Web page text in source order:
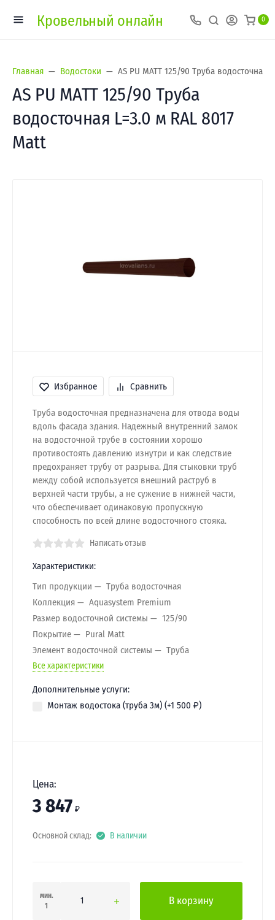
Кровельный онлайн 0
Главная Водостоки AS PU MATT 125/90 Труба водосточная
AS PU MATT 125/90 Труба
водосточная L=3.0 м RAL 8017
Matt
Избранное Сравнить
Труба водосточная предназначена для отвода воды
вдоль фасада здания. Надежный внутренний замок
на водосточной трубе в состоянии хорошо
противостоять давлению изнутри и как следствие
предохраняет трубу от разрыва. Для стыковки труб
между собой используется внешний раструб в
верхней части трубы, а не сужение в нижней части,
что обеспечивает одинаковую пропускную
способность по всей длине водосточного стояка.
Написать отзыв
Характеристики:
Тип продукции
Труба водосточная
Коллекция
Aquasystem Premium
Размер водосточной системы
125/90
Покрытие
Pural Matt
Элемент водосточной системы
Труба
Все характеристики
Дополнительные услуги:
Монтаж водостока (труба 3м) (+1 500 ₽)
Цена:
3 847 ₽
Основной склад: В наличии
мин.
1
В корзину